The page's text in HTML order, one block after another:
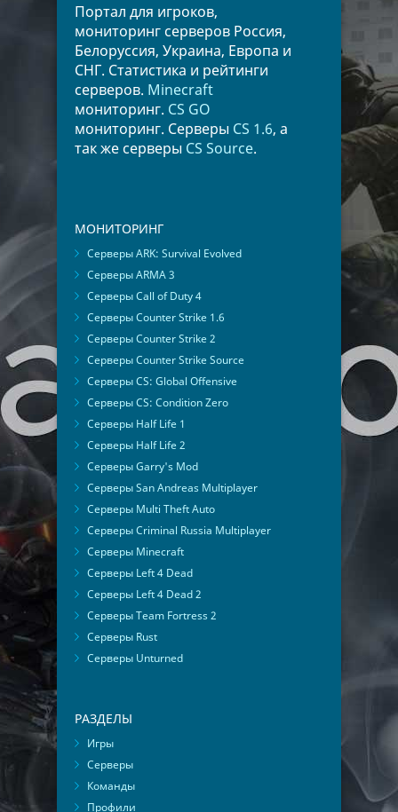
Портал для игроков,
мониторинг серверов Россия,
Белоруссия, Украина, Европа и
СНГ. Статистика и рейтинги
серверов. Minecraft
мониторинг. CS GO
мониторинг. Серверы CS 1.6, а
так же серверы CS Source.
МОНИТОРИНГ
Серверы ARK: Survival Evolved
Серверы ARMA 3
Серверы Call of Duty 4
Серверы Counter Strike 1.6
Серверы Counter Strike 2
Серверы Counter Strike Source
Серверы CS: Global Offensive
Серверы CS: Condition Zero
Серверы Half Life 1
Серверы Half Life 2
Серверы Garry's Mod
Серверы San Andreas Multiplayer
Серверы Multi Theft Auto
Серверы Criminal Russia Multiplayer
Серверы Minecraft
Серверы Left 4 Dead
Серверы Left 4 Dead 2
Серверы Team Fortress 2
Серверы Rust
Серверы Unturned
РАЗДЕЛЫ
Игры
Серверы
Команды
Профили